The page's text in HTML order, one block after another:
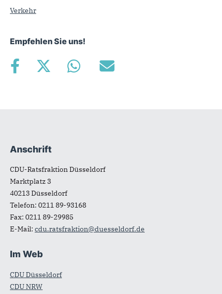
Verkehr
Empfehlen Sie uns!
Fußbereich
Anschrift
CDU-Ratsfraktion Düsseldorf
Marktplatz 3
40213Düsseldorf
Telefon: 0211 89-93168
Fax: 0211 89-29985
E-Mail: cdu.ratsfraktion@duesseldorf.de
Im Web
CDU Düsseldorf
CDU NRW